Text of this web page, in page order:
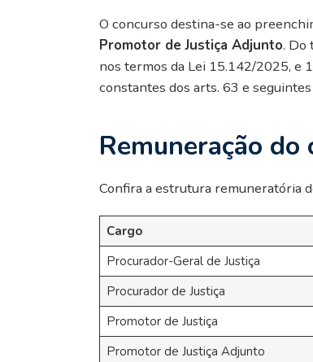
O concurso destina-se ao
Promotor de Justiça Adjunto. Do
nos termos da Lei 15.142/2025, e
constantes dos arts. 63 e
Remuneração
Confira a estrutura remuneratória
Cargo
Procurador-Geral de Justiça
Procurador de Justiça
Promotor de Justiça
Promotor de Justiça Adjunto